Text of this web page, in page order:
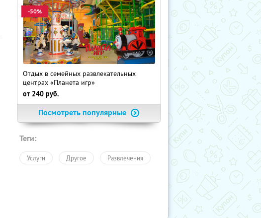
-50%
Отдых в семейных развлекательных
центрах «Планета игр»
от 240 руб.
Посмотреть популярные
Теги:
Услуги Другое Развлечения